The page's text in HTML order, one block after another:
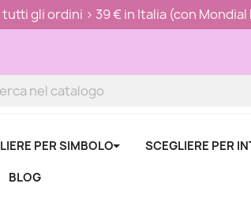
gli ordini > 39 € in Italia (con Mondial
PER SIMBOLO SCEGLIERE PER
BLOG